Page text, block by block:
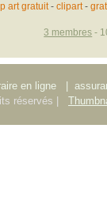
art gratuit- clipart-
3 membres -
en ligne
réservés |